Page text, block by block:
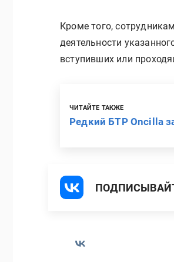
Кроме того,
деятельности
вступивших или
ЧИТАЙТЕ ТАКЖЕ
Редкий БТР Oncilla